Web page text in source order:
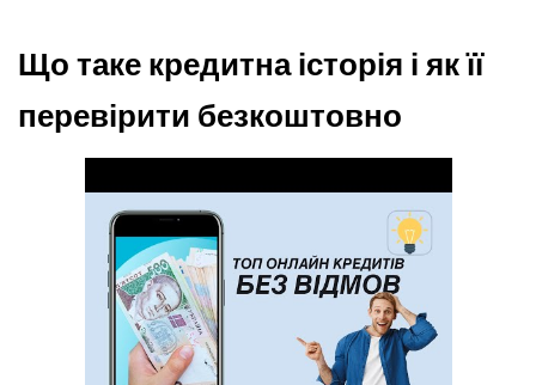
Що таке кредитна історія і як її
перевірити безкоштовно